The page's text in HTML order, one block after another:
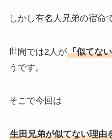
しかし有名人兄弟の宿命
世間では2人が「似てな
うです。
そこで今回は
生田兄弟が似てない理由